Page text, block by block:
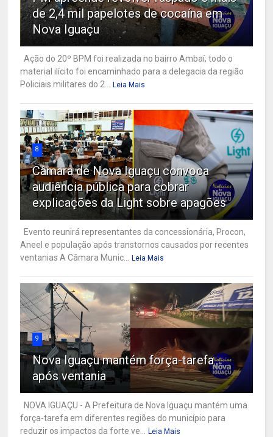
de 2,4 mil papelotes de cocaína em
Nova Iguaçu
Ação do 20º BPM foi realizada no bairro Ambaí; todo o
material ilícito foi encaminhado para a delegacia da região
Policiais militares do 2... Leia Mais
8
Câmara de Nova Iguaçu convoca
audiência pública para cobrar
explicações da Light sobre apagões
Evento reunirá representantes da concessionária, Procon,
Aneel e população após transtornos causados por recentes
ventanias A Câmara Munic... Leia Mais
9
Nova Iguaçu mantém força-tarefa
após ventania
NOVA IGUAÇU - A Prefeitura de Nova Iguaçu mantém uma
força-tarefa em diferentes regiões do município para
reduzir os impactos da forte ve... Leia Mais